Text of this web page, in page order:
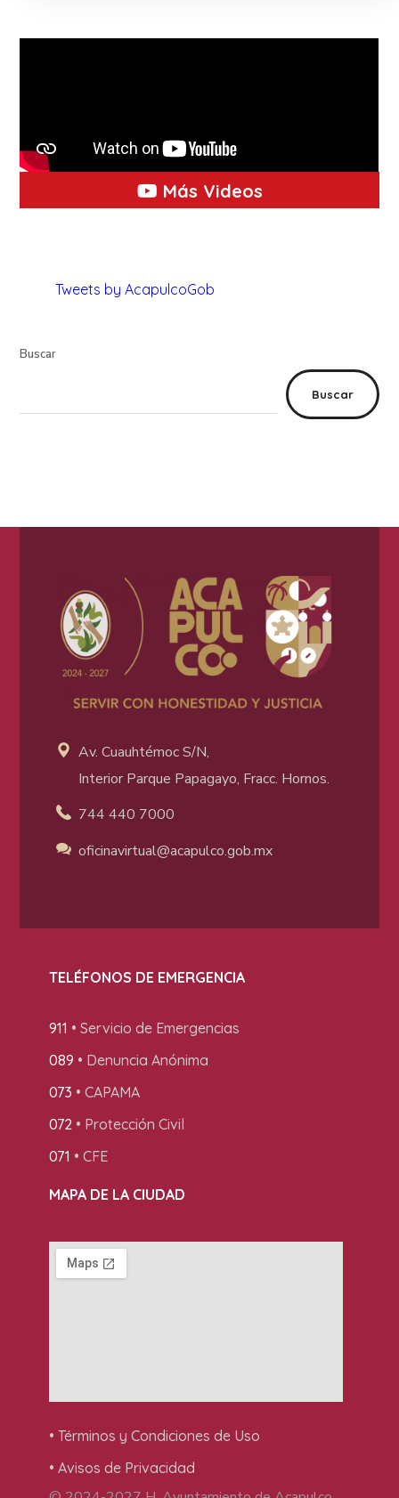
Más Videos
Tweets by AcapulcoGob
Buscar
Buscar
Av. Cuauhtémoc S/N,
Interior Parque Papagayo, Fracc. Hornos.
744 440 7000
oficinavirtual@acapulco.gob.mx
TELÉFONOS DE EMERGENCIA
911 • Servicio de Emergencias
089 • Denuncia Anónima
073 • CAPAMA
072 • Protección Civil
071 • CFE
MAPA DE LA CIUDAD
• Términos y Condiciones de Uso
• Avisos de Privacidad